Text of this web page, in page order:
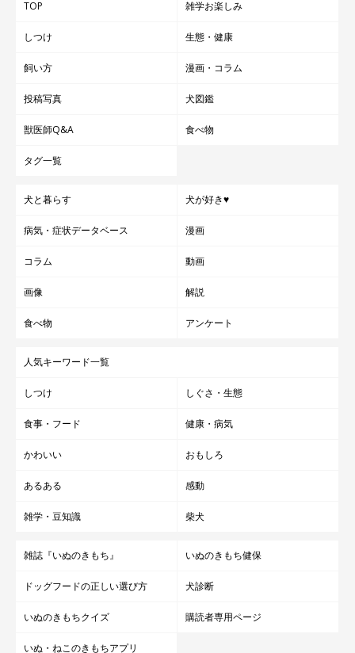
TOP 雑学お楽しみ
しつけ 生態・健康
飼い方 漫画・コラム
投稿写真 犬図鑑
獣医師Q&A 食べ物
タグ一覧
犬と暮らす 犬が好き♥
病気・症状データベース 漫画
コラム 動画
画像 解説
食べ物 アンケート
人気キーワード一覧
しつけ しぐさ・生態
食事・フード 健康・病気
かわいい おもしろ
あるある 感動
雑学・豆知識 柴犬
雑誌『いぬのきもち』 いぬのきもち健保
ドッグフードの正しい選び方 犬診断
いぬのきもちクイズ 購読者専用ページ
いぬ・ねこのきもちアプリ